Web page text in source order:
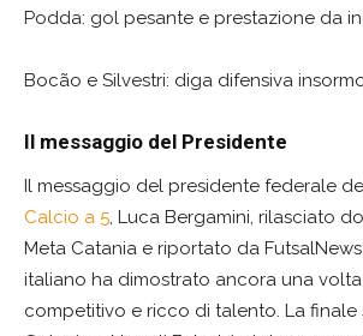
Podda: gol pesante e prestazione da
Bocão e Silvestri: diga difensiva
Il messaggio del Presidente
Il messaggio del presidente federale
Calcio a 5, Luca Bergamini, rilasciato
Meta Catania e riportato da
italiano ha dimostrato ancora una volta
competitivo e ricco di talento. La